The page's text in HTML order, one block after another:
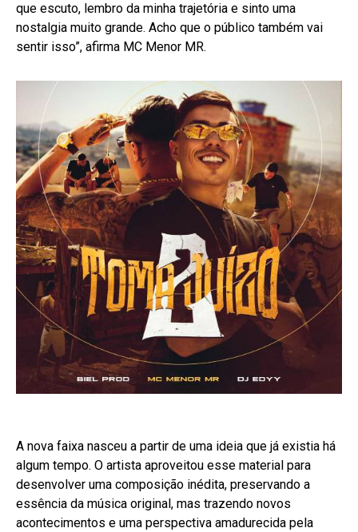
que escuto, lembro da minha trajetória e sinto uma
nostalgia muito grande. Acho que o público também vai
sentir isso”, afirma MC Menor MR.
A nova faixa nasceu a partir de uma ideia que já existia há
algum tempo. O artista aproveitou esse material para
desenvolver uma composição inédita, preservando a
essência da música original, mas trazendo novos
acontecimentos e uma perspectiva amadurecida pela